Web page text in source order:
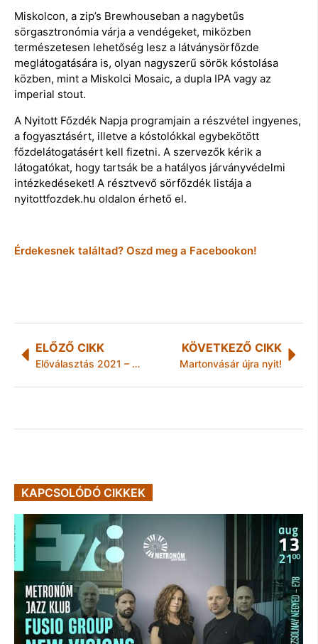
Miskolcon, a zip’s Brewhouseban a nagybetűs
sörgasztronómia várja a vendégeket, miközben
természetesen lehetőség lesz a látványsörfőzde
meglátogatására is, olyan nagyszerű sörök kóstolása
közben, mint a Miskolci Mosaic, a dupla IPA vagy az
imperial stout.
A Nyitott Főzdék Napja programjain a részvétel ingyenes,
a fogyasztásért, illetve a kóstolókkal egybekötött
főzdelátogatásért kell fizetni. A szervezők kérik a
látogatókat, hogy tartsák be a hatályos járványvédelmi
intézkedéseket! A résztvevő sörfőzdék listája a
nyitottfozdek.hu oldalon érhető el.
Érdekesnek találtad? Oszd meg a Facebookon!
ELŐZŐ CIKK
Előválasztás 2021 – A DK Lengyel Mátét támogatja Szabolcs-Szatmár-Bereg megye 1. választókerületében
KÖVETKEZŐ CIKK
Martonvásár újra nyit!
KAPCSOLÓDÓ CIKKEK